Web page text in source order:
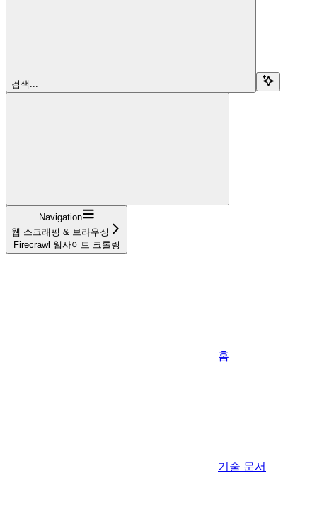
검색...
Navigation
웹 스크래핑 & 브라우징
Firecrawl 웹사이트 크롤링
홈
기술 문서